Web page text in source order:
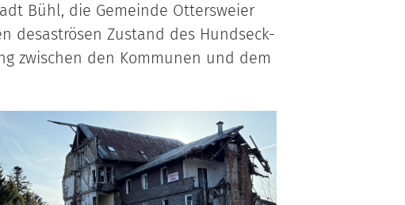
Bühl, die Gemeinde Ottersweier
desaströsen Zustand des Hundseck-
zwischen den Kommunen und dem